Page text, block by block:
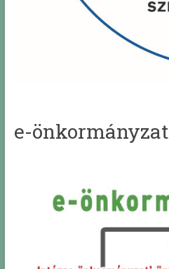
e-önkormányzat